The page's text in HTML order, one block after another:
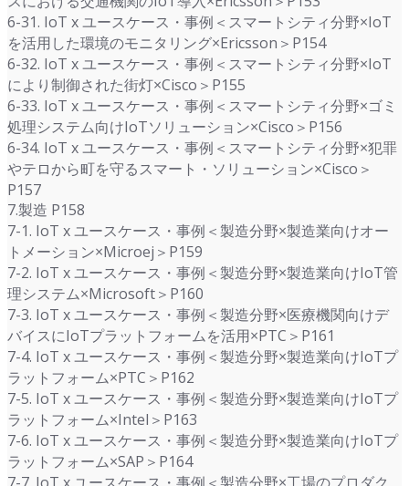
6-31. IoT x ユースケース・事例＜スマートシティ分野×IoT
を活用した環境のモニタリング×Ericsson＞P154
6-32. IoT x ユースケース・事例＜スマートシティ分野×IoT
により制御された街灯×Cisco＞P155
6-33. IoT x ユースケース・事例＜スマートシティ分野×ゴミ
処理システム向けIoTソリューション×Cisco＞P156
6-34. IoT x ユースケース・事例＜スマートシティ分野×犯罪
やテロから町を守るスマート・ソリューション×Cisco＞
P157
7.製造 P158
7-1. IoT x ユースケース・事例＜製造分野×製造業向けオー
トメーション×Microej＞P159
7-2. IoT x ユースケース・事例＜製造分野×製造業向けIoT管
理システム×Microsoft＞P160
7-3. IoT x ユースケース・事例＜製造分野×医療機関向けデ
バイスにIoTプラットフォームを活用×PTC＞P161
7-4. IoT x ユースケース・事例＜製造分野×製造業向けIoTプ
ラットフォーム×PTC＞P162
7-5. IoT x ユースケース・事例＜製造分野×製造業向けIoTプ
ラットフォーム×Intel＞P163
7-6. IoT x ユースケース・事例＜製造分野×製造業向けIoTプ
ラットフォーム×SAP＞P164